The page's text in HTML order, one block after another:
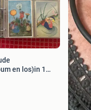
en los)in 1